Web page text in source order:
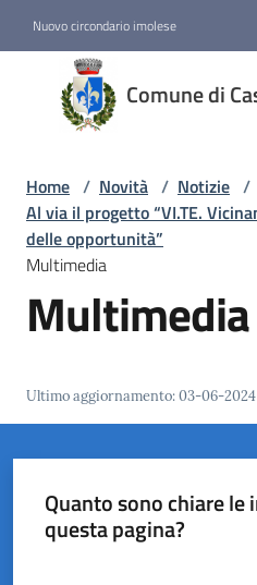
Nuovo circondario imolese
Comune di
Comune
di
Castel
Amministrazione
Novità
Castel
del
Home / Novità / Notizie /
Al via il progetto “VI.TE.
delle opportunità”
Multimedia
Multimedia
Ultimo aggiornamento:03-06-2024
Quanto sono chiare
questa pagina?